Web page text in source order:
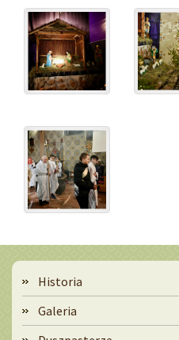
MenuHistoria
Galeria